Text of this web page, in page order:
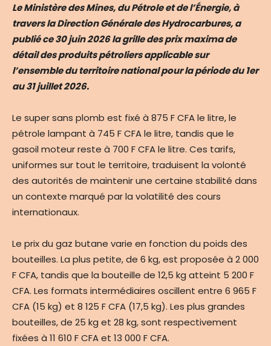
Le Ministère des Mines, du Pétrole et de l’Énergie, à
travers la Direction Générale des Hydrocarbures, a
publié ce 30 juin 2026 la grille des prix maxima de
détail des produits pétroliers applicable sur
l’ensemble du territoire national pour la période du 1er
au 31 juillet 2026.
Le super sans plomb est fixé à 875 F CFA le litre, le
pétrole lampant à 745 F CFA le litre, tandis que le
gasoil moteur reste à 700 F CFA le litre. Ces tarifs,
uniformes sur tout le territoire, traduisent la volonté
des autorités de maintenir une certaine stabilité dans
un contexte marqué par la volatilité des cours
internationaux.
Le prix du gaz butane varie en fonction du poids des
bouteilles. La plus petite, de 6 kg, est proposée à 2 000
F CFA, tandis que la bouteille de 12,5 kg atteint 5 200 F
CFA. Les formats intermédiaires oscillent entre 6 965 F
CFA (15 kg) et 8 125 F CFA (17,5 kg). Les plus grandes
bouteilles, de 25 kg et 28 kg, sont respectivement
fixées à 11 610 F CFA et 13 000 F CFA.